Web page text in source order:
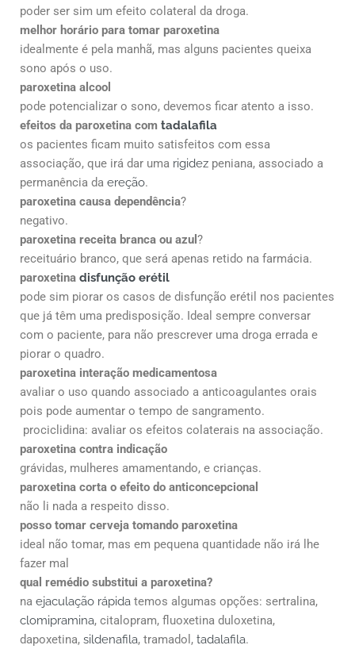
poder ser sim um efeito colateral da droga.
melhor horário para tomar paroxetina
idealmente é pela manhã, mas alguns pacientes queixa
sono após o uso.
paroxetina alcool
pode potencializar o sono, devemos ficar atento a isso.
efeitos da paroxetina com tadalafila
os pacientes ficam muito satisfeitos com essa
associação, que irá dar uma rigidez peniana, associado a
permanência da ereção.
paroxetina causa dependência?
negativo.
paroxetina receita branca ou azul ?
receituário branco, que será apenas retido na farmácia.
paroxetina disfunção erétil
pode sim piorar os casos de disfunção erétil nos pacientes
que já têm uma predisposição. Ideal sempre conversar
com o paciente, para não prescrever uma droga errada e
piorar o quadro.
paroxetina interação medicamentosa
avaliar o uso quando associado a anticoagulantes orais
pois pode aumentar o tempo de sangramento.
prociclidina: avaliar os efeitos colaterais na associação.
paroxetina contra indicação
grávidas, mulheres amamentando, e crianças.
paroxetina corta o efeito do anticoncepcional
não li nada a respeito disso.
posso tomar cerveja tomando paroxetina
ideal não tomar, mas em pequena quantidade não irá lhe
fazer mal
qual remédio substitui a paroxetina?
na ejaculação rápida temos algumas opções: sertralina,
clomipramina, citalopram, fluoxetina duloxetina,
dapoxetina, sildenafila, tramadol, tadalafila.